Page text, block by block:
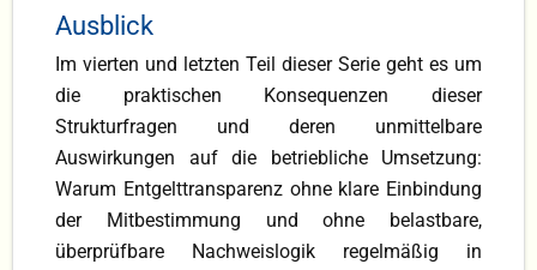
Ausblick
Im vierten und letzten Teil dieser Serie geht es um
die praktischen Konsequenzen dieser
Strukturfragen und deren unmittelbare
Auswirkungen auf die betriebliche Umsetzung:
Warum Entgelttransparenz ohne klare Einbindung
der Mitbestimmung und ohne belastbare,
überprüfbare Nachweislogik regelmäßig in